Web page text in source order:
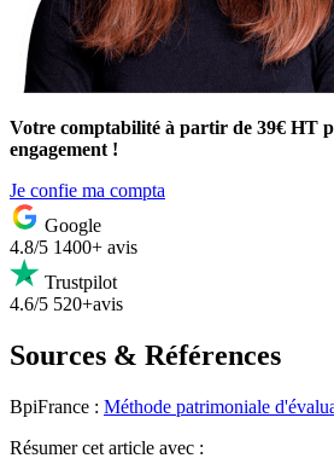
Votre comptabilité à partir de 39€ HT
engagement !
Je confie ma compta
Google
4.8/5 1400+ avis
Trustpilot
4.6/5 520+avis
Sources & Références
BpiFrance : Méthode patrimoniale
Résumercet article avec :